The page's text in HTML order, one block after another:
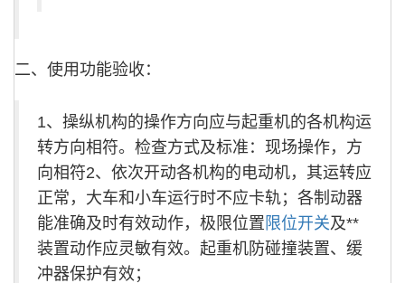
二、使用功能验收：
1、操纵机构的操作方向应与起重机的各机构运
转方向相符。检查方式及标准：现场操作，方
向相符2、依次开动各机构的电动机，其运转应
正常，大车和小车运行时不应卡轨；各制动器
能准确及时有效动作，极限位置 限位开关及**
装置动作应灵敏有效。起重机防碰撞装置、缓
冲器保护有效；